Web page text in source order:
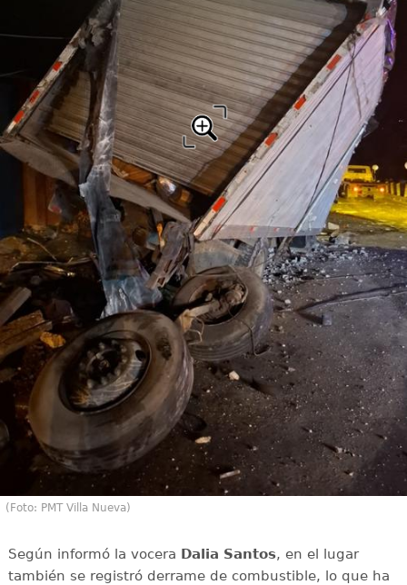
(Foto: PMT Villa Nueva)
Según informó la vocera Dalia Santos, en el lugar
también se registró derrame de combustible, lo que ha